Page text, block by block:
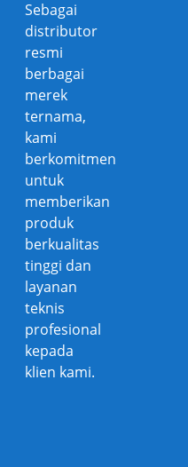
Sebagai
distributor
resmi
berbagai
merek
ternama,
kami
berkomitmen
untuk
memberikan
produk
berkualitas
tinggi dan
layanan
teknis
profesional
kepada
klien kami.